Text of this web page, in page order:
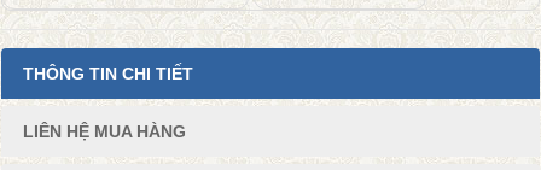
THÔNG TIN CHI TIẾT
LIÊN HỆ MUA HÀNG